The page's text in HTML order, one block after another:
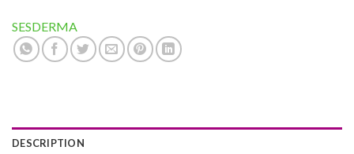
SESDERMA
DESCRIPTION